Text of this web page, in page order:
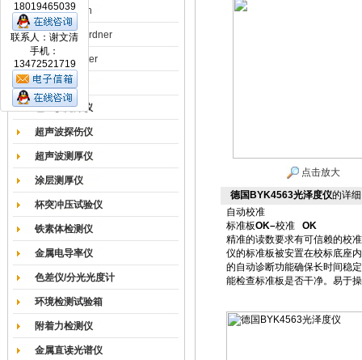
18019465039
联系人：谢文清
手机：
13472521719
德国Erichsen
德国BYK-Gardner
英国Elcometer
耐磨试验机
色差仪光泽仪
超声波探伤仪
超声波测厚仪
涂层测厚仪
杯突冲压试验仪
铁素体检测仪
金属电导率仪
色差仪/分光光度计
环境检测试验箱
附着力检测仪
金属直读光谱仪
点击放大
德国BYK4563光泽度仪的详
自动校准
标准板OK–校准
OK
精准的读数要求有可信赖的校
仪的标准板被安置在校标底座
的自动诊断功能确保长时间稳
能检查标准板是否干净。易于